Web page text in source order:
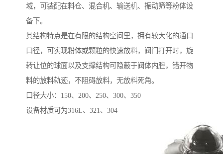
域，可装配在料仓、混合机、输送机、振动筛等粉体设
备下。
其结构特点是在有限的结构空间里，拥有较大化的通口
口径，可实现粉体或颗粒的快速放料，阀门打开时，旋
转让位的球面以及支撑结构可隐蔽于阀体内腔，错开物
料的放料轨迹，不阻碍放料，无放料死角。
口径大小：150、200、250、300、350
设备材质可为316L、321、304